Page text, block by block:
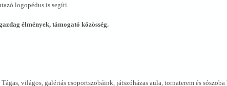
logopédus is segíti.
élmények, támogató közösség.
világos, galériás csoportszobáink, játszóházas aula, tornaterem és